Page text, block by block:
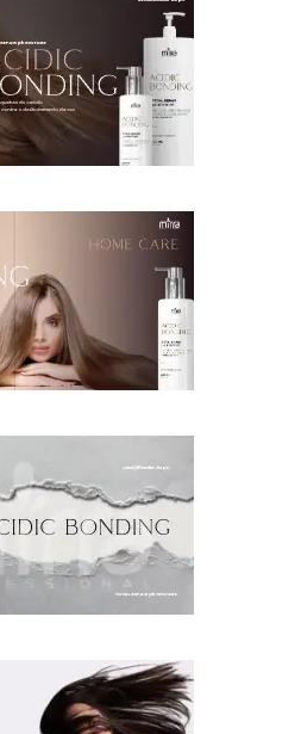
de
Care